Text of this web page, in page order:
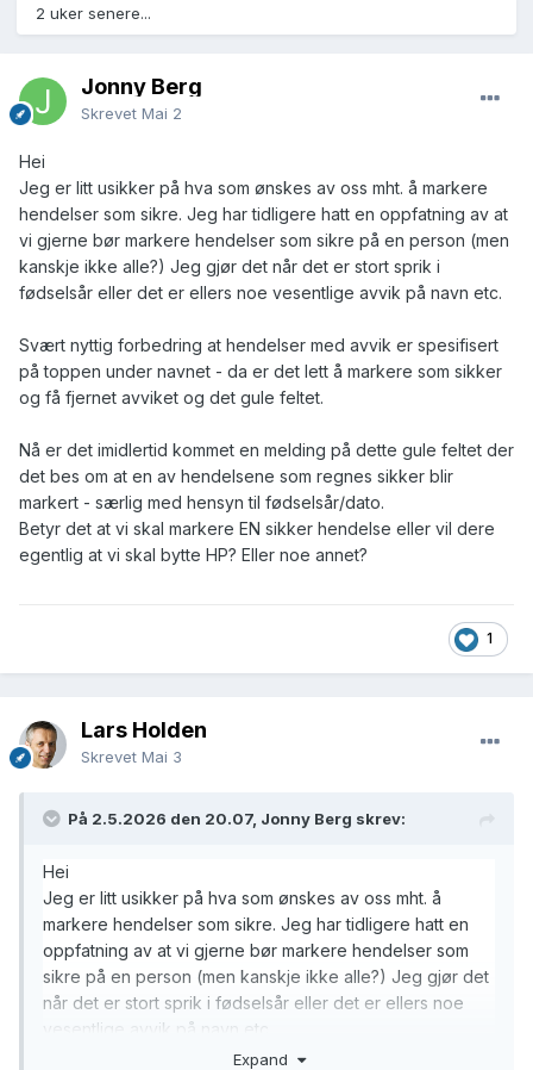
2 uker senere...
Jonny Berg
Skrevet Mai 2
Hei
Jeg er litt usikker på hva som ønskes av oss mht. å markere
hendelser som sikre. Jeg har tidligere hatt en oppfatning av at
vi gjerne bør markere hendelser som sikre på en person (men
kanskje ikke alle?) Jeg gjør det når det er stort sprik i
fødselsår eller det er ellers noe vesentlige avvik på navn etc.
Svært nyttig forbedring at hendelser med avvik er spesifisert
på toppen under navnet - da er det lett å markere som sikker
og få fjernet avviket og det gule feltet.
Nå er det imidlertid kommet en melding på dette gule feltet der
det bes om at en av hendelsene som regnes sikker blir
markert - særlig med hensyn til fødselsår/dato.
Betyr det at vi skal markere EN sikker hendelse eller vil dere
egentlig at vi skal bytte HP? Eller noe annet?
1
Lars Holden
Skrevet Mai 3
På 2.5.2026 den 20.07, Jonny Berg skrev:
Hei
Jeg er litt usikker på hva som ønskes av oss mht. å
markere hendelser som sikre. Jeg har tidligere hatt en
oppfatning av at vi gjerne bør markere hendelser som
sikre på en person (men kanskje ikke alle?) Jeg gjør det
når det er stort sprik i fødselsår eller det er ellers noe
vesentlige avvik på navn etc.
Expand